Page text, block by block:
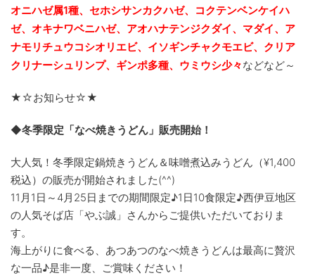
オニハゼ属1種、セホシサンカクハゼ、コクテンベンケイハ
ゼ、オキナワベニハゼ、 アオハナテンジクダイ、マダイ、ア
ナモリチュウコシオリエビ、 イソギンチャクモエビ、クリア
クリナーシュリンプ、ギンポ多種、 ウミウシ少々などなど～
★☆お知らせ☆★
◆冬季限定「なべ焼きうどん」販売開始！
大人気！冬季限定鍋焼きうどん＆味噌煮込みうどん（¥1,400
税込）の販売が開始されました(^^)
11月1日～4月25日までの期間限定♪1日10食限定♪西伊豆地区
の人気そば店「やぶ誠」さんからご提供いただいておりま
す。
海上がりに食べる、あつあつのなべ焼きうどんは最高に贅沢
な一品♪是非一度、ご賞味ください！